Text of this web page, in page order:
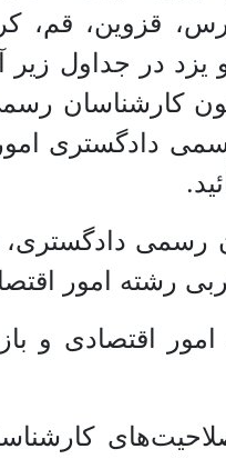
قزوین، قم،
و یزد در جداول
کارشناسان
دادگستری امور
رسمی
اقتصادی و